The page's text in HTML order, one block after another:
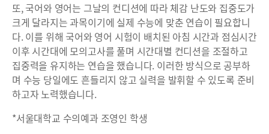
또, 국어와 영어는 그날의 컨디션에 따라 체감 난도와 집중도가
크게 달라지는 과목이기에 실제 수능에 맞춘 연습이 필요합니
다. 이를 위해 국어와 영어 시험이 배치된 아침 시간과 점심시간
이후 시간대에 모의고사를 풀며 시간대별 컨디션을 조절하고
집중력을 유지하는 연습을 했습니다. 이러한 방식으로 공부하
며 수능 당일에도 흔들리지 않고 실력을 발휘할 수 있도록 준비
하고자 노력했습니다.
*서울대학교 수의예과 조영인 학생